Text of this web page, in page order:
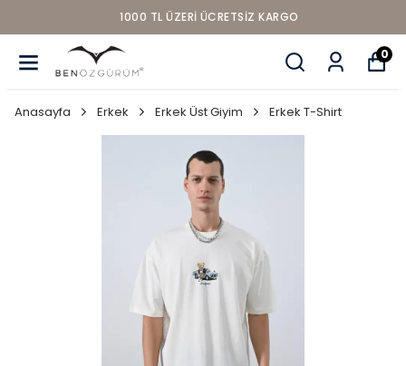
1000 TL ÜZERI ÜCRETSIZ KARGO
0
Anasayfa Erkek Erkek Üst Giyim Erkek T-Shirt